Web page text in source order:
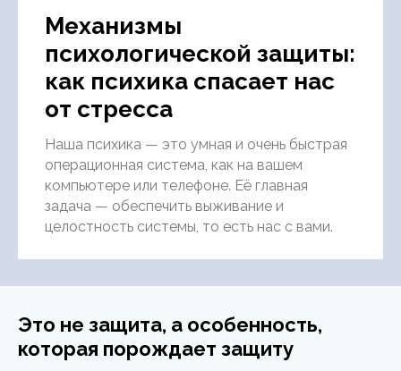
Механизмы
психологической защиты:
как психика спасает нас
от стресса
Наша психика — это умная и очень быстрая
операционная система, как на вашем
компьютере или телефоне. Её главная
задача — обеспечить выживание и
целостность системы, то есть нас с вами.
Это не защита, а особенность,
которая порождает защиту